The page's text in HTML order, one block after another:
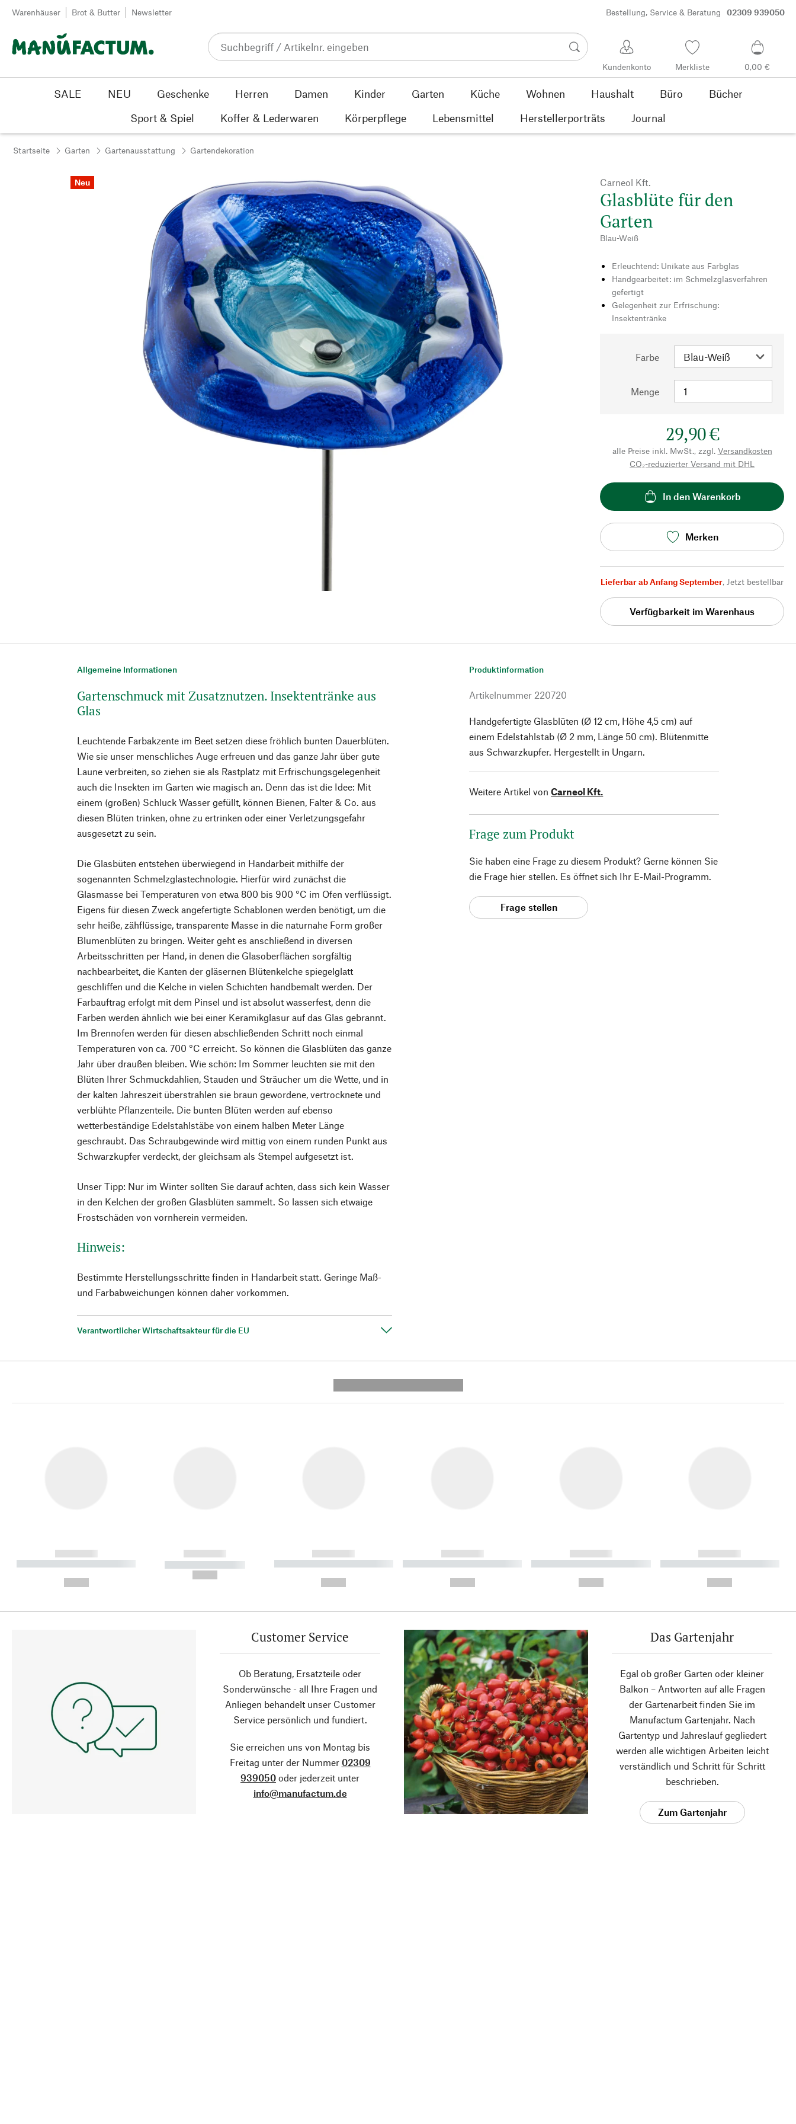
Zum Inhalt springen
Warenhäuser Brot & Butter Newsletter Bestellung, Service & Beratung 02309 939050
Kundenkonto Merkliste 0,00 €
SALE NEU Geschenke Herren Damen Kinder Garten Küche Wohnen Haushalt Büro
Bücher
Sport & Spiel
Koffer & Lederwaren Körperpflege Lebensmittel Herstellerporträts Journal
Startseite Garten Gartenausstattung Gartendekoration
Neu Carneol Kft.
Glasblüte für den
Garten
Blau-Weiß
Erleuchtend: Unikate aus Farbglas
Handgearbeitet: im Schmelzglasverfahren
gefertigt
Gelegenheit zur Erfrischung:
Insektentränke
Farbe
Menge
29,90 €
alle Preise inkl. MwSt., zzgl. Versandkosten
CO₂-reduzierter Versand mit DHL
In den Warenkorb
Merken
Lieferbar ab Anfang September, Jetzt bestellbar
Verfügbarkeit im Warenhaus
Allgemeine Informationen
Gartenschmuck mit Zusatznutzen. Insektentränke aus
Glas
Leuchtende Farbakzente im Beet setzen diese fröhlich bunten Dauerblüten.
Wie sie unser menschliches Auge erfreuen und das ganze Jahr über gute
Laune verbreiten, so ziehen sie als Rastplatz mit Erfrischungsgelegenheit
auch die Insekten im Garten wie magisch an. Denn das ist die Idee: Mit
einem (großen) Schluck Wasser gefüllt, können Bienen, Falter & Co. aus
diesen Blüten trinken, ohne zu ertrinken oder einer Verletzungsgefahr
ausgesetzt zu sein.
Die Glasbüten entstehen überwiegend in Handarbeit mithilfe der
sogenannten Schmelzglastechnologie. Hierfür wird zunächst die
Glasmasse bei Temperaturen von etwa 800 bis 900 °C im Ofen verflüssigt.
Eigens für diesen Zweck angefertigte Schablonen werden benötigt, um die
sehr heiße, zähflüssige, transparente Masse in die naturnahe Form großer
Blumenblüten zu bringen. Weiter geht es anschließend in diversen
Arbeitsschritten per Hand, in denen die Glasoberflächen sorgfältig
nachbearbeitet, die Kanten der gläsernen Blütenkelche spiegelglatt
geschliffen und die Kelche in vielen Schichten handbemalt werden. Der
Farbauftrag erfolgt mit dem Pinsel und ist absolut wasserfest, denn die
Farben werden ähnlich wie bei einer Keramikglasur auf das Glas gebrannt.
Im Brennofen werden für diesen abschließenden Schritt noch einmal
Temperaturen von ca. 700 °C erreicht. So können die Glasblüten das ganze
Jahr über draußen bleiben. Wie schön: Im Sommer leuchten sie mit den
Blüten Ihrer Schmuckdahlien, Stauden und Sträucher um die Wette, und in
der kalten Jahreszeit überstrahlen sie braun gewordene, vertrocknete und
verblühte Pflanzenteile. Die bunten Blüten werden auf ebenso
wetterbeständige Edelstahlstäbe von einem halben Meter Länge
geschraubt. Das Schraubgewinde wird mittig von einem runden Punkt aus
Schwarzkupfer verdeckt, der gleichsam als Stempel aufgesetzt ist.
Unser Tipp: Nur im Winter sollten Sie darauf achten, dass sich kein Wasser
in den Kelchen der großen Glasblüten sammelt. So lassen sich etwaige
Frostschäden von vornherein vermeiden.
Hinweis:
Bestimmte Herstellungsschritte finden in Handarbeit statt. Geringe Maß-
und Farbabweichungen können daher vorkommen.
Verantwortlicher Wirtschaftsakteur für die EU
Produktinformation
Artikelnummer 220720
Handgefertigte Glasblüten (Ø 12 cm, Höhe 4,5 cm) auf
einem Edelstahlstab (Ø 2 mm, Länge 50 cm). Blütenmitte
aus Schwarzkupfer. Hergestellt in Ungarn.
Weitere Artikel von Carneol Kft.
Frage zum Produkt
Sie haben eine Frage zu diesem Produkt? Gerne können Sie
die Frage hier stellen. Es öffnet sich Ihr E-Mail-Programm.
Frage stellen
------------
----------- ----------- ----------
------------
----------- -----------
------------
----------- ----------- ----------
------------
----------- ----------- ----------
------------
----------- ----------- ----------
------------
----------- ----------- ----------
Customer Service
Ob Beratung, Ersatzteile oder
Sonderwünsche - all Ihre Fragen und
Anliegen behandelt unser Customer
Service persönlich und fundiert.
Sie erreichen uns von Montag bis
Freitag unter der Nummer 02309
939050 oder jederzeit unter
info@manufactum.de
Das Gartenjahr
Egal ob großer Garten oder kleiner
Balkon – Antworten auf alle Fragen
der Gartenarbeit finden Sie im
Manufactum Gartenjahr. Nach
Gartentyp und Jahreslauf gegliedert
werden alle wichtigen Arbeiten leicht
verständlich und Schritt für Schritt
beschrieben.
Zum Gartenjahr